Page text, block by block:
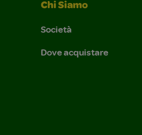
Chi Siamo
Società
Dove acquistare